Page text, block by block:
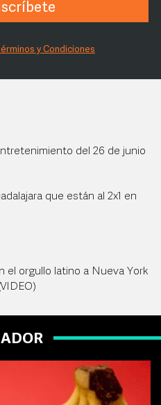
y Condiciones
del 26 de junio
que están al 2x1 en
el orgullo latino a Nueva York